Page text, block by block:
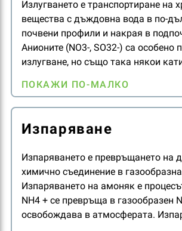
Излугването е транспортиране на
вещества с дъждовна вода в по-
почвени профили и накрая в
Анионите (NO3-, SO32-) са особено
излугване, но също така някои
ПОКАЖИ ПО-МАЛКО
Изпаряване
Изпаряването е превръщането на
химично съединение в
Изпаряването на амоняк е
NH4 + се превръща в газообразен
освобождава в атмосферата.